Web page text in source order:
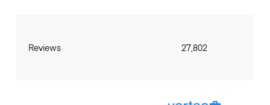
Reviews 27,802